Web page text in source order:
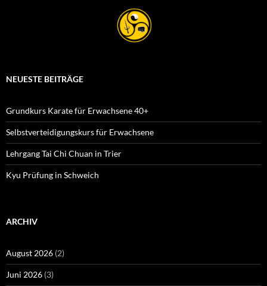
NEUESTE BEITRÄGE
Grundkurs Karate für Erwachsene 40+
Selbstverteidigungskurs für Erwachsene
Lehrgang Tai Chi Chuan in Trier
Kyu Prüfung in Schweich
ARCHIV
August 2026 (2)
Juni 2026 (3)